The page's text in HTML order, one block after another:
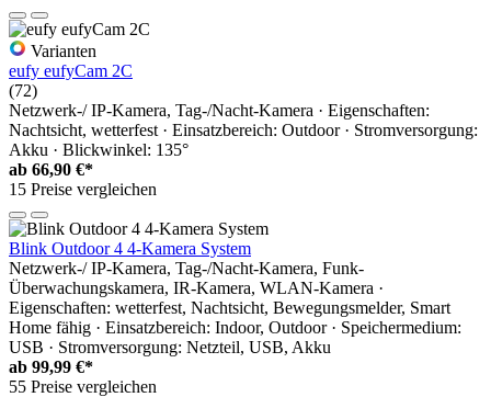
Varianten
eufy eufyCam 2C
(72)
Netzwerk-/ IP-Kamera, Tag-/Nacht-Kamera · Eigenschaften:
Nachtsicht, wetterfest · Einsatzbereich: Outdoor · Stromversorgung:
Akku · Blickwinkel: 135°
ab 66,90 €*
15 Preise vergleichen
Blink Outdoor 4 4-Kamera System
Netzwerk-/ IP-Kamera, Tag-/Nacht-Kamera, Funk-
Überwachungskamera, IR-Kamera, WLAN-Kamera ·
Eigenschaften: wetterfest, Nachtsicht, Bewegungsmelder, Smart
Home fähig · Einsatzbereich: Indoor, Outdoor · Speichermedium:
USB · Stromversorgung: Netzteil, USB, Akku
ab 99,99 €*
55 Preise vergleichen